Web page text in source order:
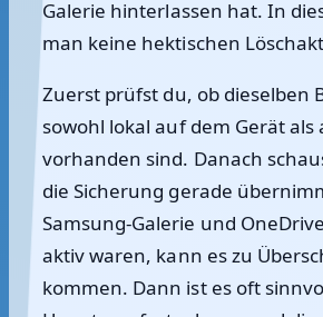
Galerie hinterlassen hat. In
man keine hektischen
Zuerst prüfst du, ob dieselben
sowohl lokal auf dem Gerät als
vorhanden sind. Danach
die Sicherung gerade
Samsung-Galerie und
aktiv waren, kann es zu
kommen. Dann ist es oft